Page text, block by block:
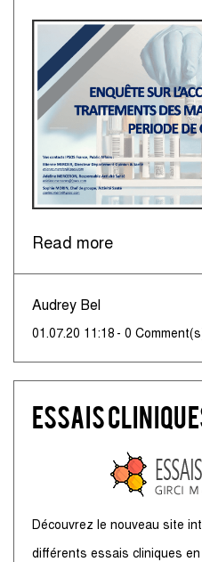
Read more
Audrey Bel
01.07.20 11:18 - 0
Essais
Découvrez le nouveau site
différents essais cliniques